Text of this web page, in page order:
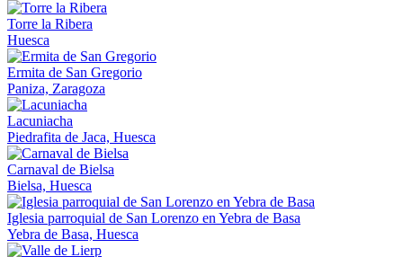
Torre la Ribera
Huesca
Ermita de San Gregorio
Paniza, Zaragoza
Lacuniacha
Piedrafita de Jaca, Huesca
Carnaval de Bielsa
Bielsa, Huesca
Iglesia parroquial de San Lorenzo en Yebra de Basa
Yebra de Basa, Huesca